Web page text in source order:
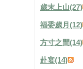
歲末上山(27)
福委歲月(12)
方寸之間(14)
赴宴(14)